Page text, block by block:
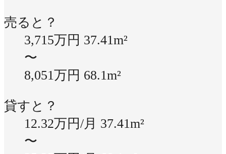
売ると？
3,715万円 37.41m²
〜
8,051万円 68.1m²
貸すと？
12.32万円/月 37.41m²
〜